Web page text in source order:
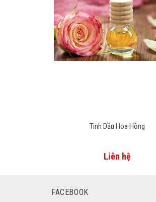
Tinh Dầu Hoa Hồng
Liên hệ
FACEBOOK